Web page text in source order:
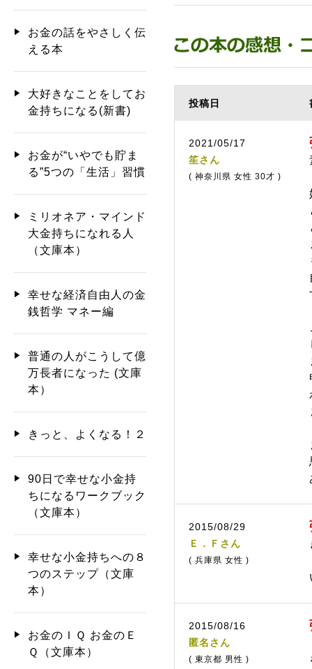
投稿日
2021/05/17
笙さん
( 神奈川県 女性 30才 )
2015/08/29
Ｅ．Ｆさん
( 兵庫県 女性 )
2015/08/16
匿名さん
( 東京都 男性 )
お金の話をやさしく伝
える本
大好きなことをしてお
金持ちになる(新書)
お金が“いやでも貯ま
る”5つの「生活」習慣
ミリオネア・マインド
大金持ちになれる人
（文庫本）
幸せな経済自由人の金
銭哲学 マネー編
普通の人がこうして億
万長者になった (文庫
本）
きっと、よくなる！２
90日で幸せな小金持
ちになるワークブック
（文庫本）
幸せな小金持ちへの８
つのステップ（文庫
本）
お金のＩＱ お金のＥ
Ｑ（文庫本）